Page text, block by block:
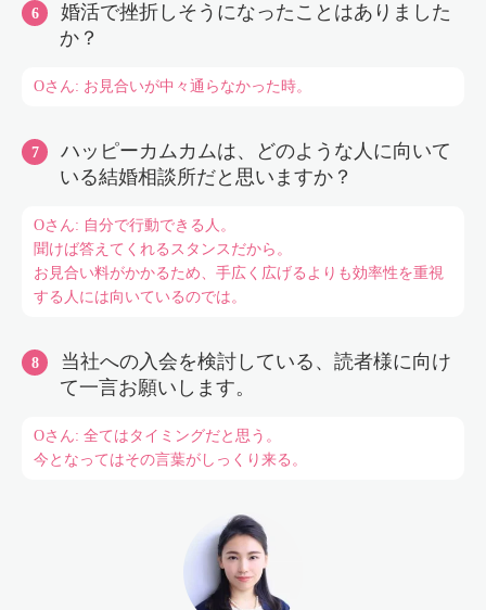
婚活で挫折しそうになったことはありました
か？
Oさん: お見合いが中々通らなかった時。
ハッピーカムカムは、どのような人に向いて
いる結婚相談所だと思いますか？
Oさん: 自分で行動できる人。
聞けば答えてくれるスタンスだから。
お見合い料がかかるため、手広く広げるよりも効率性を重視
する人には向いているのでは。
当社への入会を検討している、読者様に向け
て一言お願いします。
Oさん: 全てはタイミングだと思う。
今となってはその言葉がしっくり来る。